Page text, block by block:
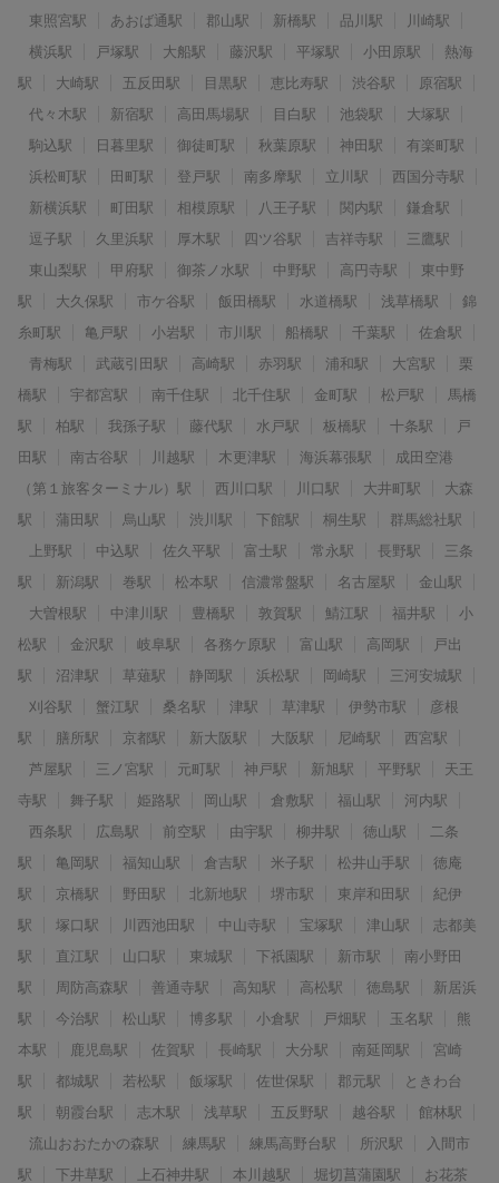
東照宮駅
あおば通駅 郡山駅 新橋駅 品川駅
川崎駅
横浜駅
戸塚駅 大船駅 藤沢駅 平塚駅 小田原駅
熱海
駅
大崎駅 五反田駅 目黒駅 恵比寿駅 渋谷駅
原宿駅
代々木駅
新宿駅 高田馬場駅 目白駅 池袋駅
大塚駅
駒込駅
日暮里駅 御徒町駅 秋葉原駅 神田駅
有楽町駅
浜松町駅
田町駅 登戸駅 南多摩駅 立川駅
西国分寺駅
新横浜駅
町田駅 相模原駅 八王子駅 関内駅
鎌倉駅
逗子駅
久里浜駅 厚木駅 四ツ谷駅 吉祥寺駅
三鷹駅
東山梨駅
甲府駅 御茶ノ水駅 中野駅 高円寺駅
東中野
駅
大久保駅 市ケ谷駅 飯田橋駅 水道橋駅 浅草橋駅
錦
糸町駅
亀戸駅 小岩駅 市川駅 船橋駅 千葉駅
佐倉駅
青梅駅
武蔵引田駅 高崎駅 赤羽駅 浦和駅 大宮駅
栗
橋駅
宇都宮駅 南千住駅 北千住駅 金町駅 松戸駅
馬橋
駅
柏駅 我孫子駅 藤代駅 水戸駅 板橋駅 十条駅
戸
田駅
南古谷駅 川越駅 木更津駅 海浜幕張駅
成田空港
（第１旅客ターミナル）駅
西川口駅 川口駅 大井町駅
大森
駅
蒲田駅 烏山駅 渋川駅 下館駅 桐生駅
群馬総社駅
上野駅
中込駅 佐久平駅 富士駅 常永駅 長野駅
三条
駅
新潟駅 巻駅 松本駅 信濃常盤駅 名古屋駅
金山駅
大曽根駅
中津川駅 豊橋駅 敦賀駅 鯖江駅 福井駅
小
松駅
金沢駅 岐阜駅 各務ケ原駅 富山駅 高岡駅
戸出
駅
沼津駅 草薙駅 静岡駅 浜松駅 岡崎駅
三河安城駅
刈谷駅
蟹江駅 桑名駅 津駅 草津駅 伊勢市駅
彦根
駅
膳所駅 京都駅 新大阪駅 大阪駅 尼崎駅
西宮駅
芦屋駅
三ノ宮駅 元町駅 神戸駅 新旭駅 平野駅
天王
寺駅
舞子駅 姫路駅 岡山駅 倉敷駅 福山駅
河内駅
西条駅
広島駅 前空駅 由宇駅 柳井駅 徳山駅
二条
駅
亀岡駅 福知山駅 倉吉駅 米子駅 松井山手駅
徳庵
駅
京橋駅 野田駅 北新地駅 堺市駅 東岸和田駅
紀伊
駅
塚口駅 川西池田駅 中山寺駅 宝塚駅 津山駅
志都美
駅
直江駅 山口駅 東城駅 下祇園駅 新市駅
南小野田
駅
周防高森駅 善通寺駅 高知駅 高松駅 徳島駅
新居浜
駅
今治駅 松山駅 博多駅 小倉駅 戸畑駅 玉名駅
熊
本駅
鹿児島駅 佐賀駅 長崎駅 大分駅 南延岡駅
宮崎
駅
都城駅 若松駅 飯塚駅 佐世保駅 郡元駅
ときわ台
駅
朝霞台駅 志木駅 浅草駅 五反野駅 越谷駅
館林駅
流山おおたかの森駅
練馬駅 練馬高野台駅 所沢駅
入間市
駅
下井草駅 上石神井駅 本川越駅 堀切菖蒲園駅 お花茶